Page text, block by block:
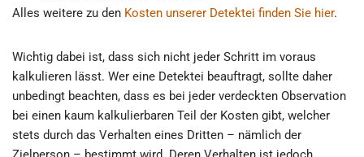
Alles weitere zu den Kosten unserer Detektei finden Sie hier.
Wichtig dabei ist, dass sich nicht jeder Schritt im voraus
kalkulieren lässt. Wer eine Detektei beauftragt, sollte daher
unbedingt beachten, dass es bei jeder verdeckten Observation
bei einen kaum kalkulierbaren Teil der Kosten gibt, welcher
stets durch das Verhalten eines Dritten – nämlich der